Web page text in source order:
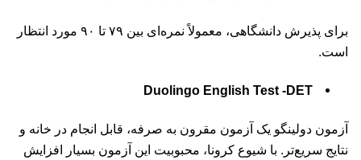
برای پذیرش دانشگاهی، معمولاً نمره‌ای بین ۷۹ تا ۹۰ مورد انتظار
است.
آزمون دولینگو یک آزمون مقرون به صرفه، قابل انجام در خانه و
نتایج سریع‌تر. با شیوع کرونا، محبوبیت این آزمون بسیار افزایش